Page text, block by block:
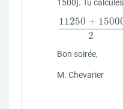
1500]. Tu
11250 +
2
11250+150002=
Bon soirée,
M. Chevarier